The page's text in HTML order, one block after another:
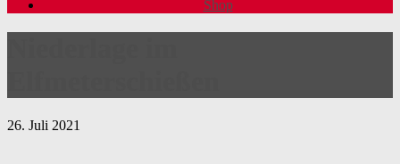
Shop
26. Juli 2021